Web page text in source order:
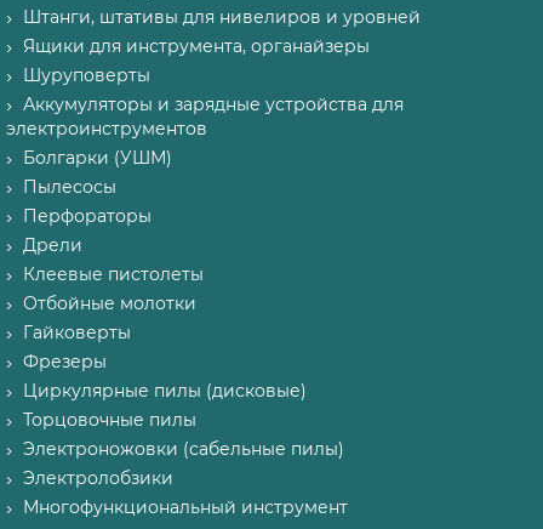
Штанги, штативы для нивелиров и уровней
Ящики для инструмента, органайзеры
Шуруповерты
Аккумуляторы и зарядные устройства для
электроинструментов
Болгарки (УШМ)
Пылесосы
Перфораторы
Дрели
Клеевые пистолеты
Отбойные молотки
Гайковерты
Фрезеры
Циркулярные пилы (дисковые)
Торцовочные пилы
Электроножовки (сабельные пилы)
Электролобзики
Многофункциональный инструмент